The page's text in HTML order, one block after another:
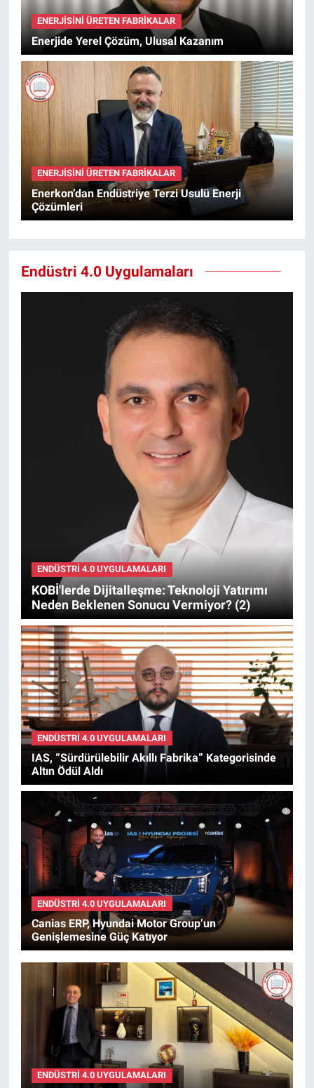
ENERJISINI ÜRETEN FABRIKALAR
Enerjide Yerel Çözüm, Ulusal Kazanım
ENERJISINI ÜRETEN FABRIKALAR
Enerkon’dan Endüstriye Terzi Usulü Enerji
Çözümleri
Endüstri 4.0 Uygulamaları
ENDÜSTRI 4.0 UYGULAMALARI
KOBİ'lerde Dijitalleşme: Teknoloji Yatırımı
Neden Beklenen Sonucu Vermiyor? (2)
ENDÜSTRI 4.0 UYGULAMALARI
IAS, “Sürdürülebilir Akıllı Fabrika” Kategorisinde
Altın Ödül Aldı
ENDÜSTRI 4.0 UYGULAMALARI
Canias ERP, Hyundai Motor Group’un
Genişlemesine Güç Katıyor
ENDÜSTRI 4.0 UYGULAMALARI